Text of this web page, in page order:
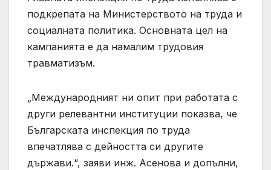
подкрепата на Министерството на труда и
социалната политика. Основната цел на
кампанията е да намалим трудовия
травматизъм.
„Международният ни опит при работата с
други релевантни институции показва, че
Българската инспекция по труда
впечатлява с дейността си другите
държави.“, заяви инж. Асенова и допълни,